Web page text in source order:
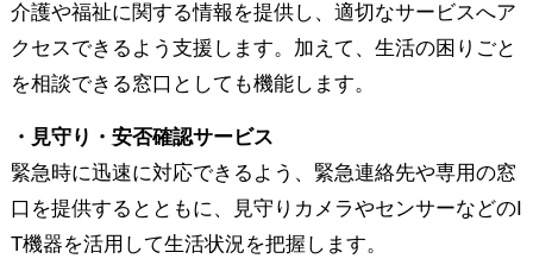
介護や福祉に関する情報を提供し、適切なサービスへア
クセスできるよう支援します。加えて、生活の困りごと
を相談できる窓口としても機能します。
・見守り・安否確認サービス
緊急時に迅速に対応できるよう、緊急連絡先や専用の窓
口を提供するとともに、見守りカメラやセンサーなどのI
T機器を活用して生活状況を把握します。